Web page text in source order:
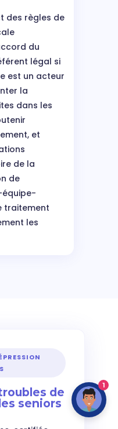
des règles de
du
légal si
est un acteur
la
dans les
et
de la
de
traitement
les
de
seniors
1